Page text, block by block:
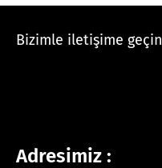
Bizimle iletişime geçin
Adresimiz :